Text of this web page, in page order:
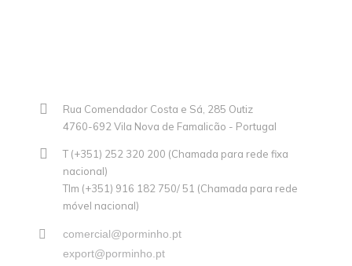
Rua Comendador Costa e Sá, 285 Outiz
4760-692 Vila Nova de Famalicão - Portugal
T (+351) 252 320 200 (Chamada para rede fixa
nacional)
Tlm (+351) 916 182 750/ 51 (Chamada para rede
móvel nacional)
comercial@porminho.pt
export@porminho.pt